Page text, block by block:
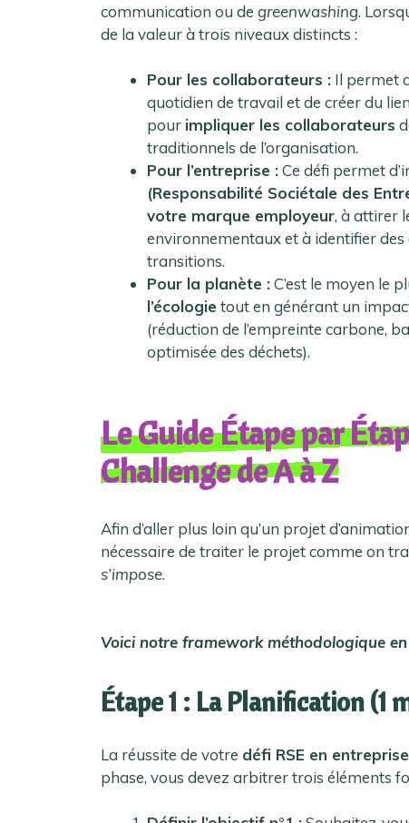
communication ou degreenwashing.
de la valeur à trois niveaux distincts :
Pour les collaborateurs : Il permet
quotidien de travail et de créer du
pour impliquer les collaborateurs
traditionnels de l’organisation.
Pour l’entreprise :Ce défi permet
(Responsabilité Sociétale des
votre marque employeur, à attirer
environnementaux et à identifier
transitions.
Pour la planète :C’est le moyen le
l’écologie tout en générant un
(réduction de l’empreinte carbone,
optimisée des déchets).
Le Guide Étape par
Challenge de A à Z
Afin d’aller plus loin qu’un projet
nécessaire de traiter le projet comme on
s’impose.
Voici notre framework méthodologique
Étape 1 : La Planification (1
La réussite de votre défi RSE en entreprise
phase, vous devez arbitrer trois éléments